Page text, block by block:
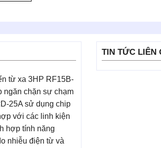
từ xa 3HP RF15B-
ngăn chặn sự chạm
25A sử dụng chip
với các linh kiện
hợp tính năng
nhiễu điện từ và
TIN TỨC LIÊN